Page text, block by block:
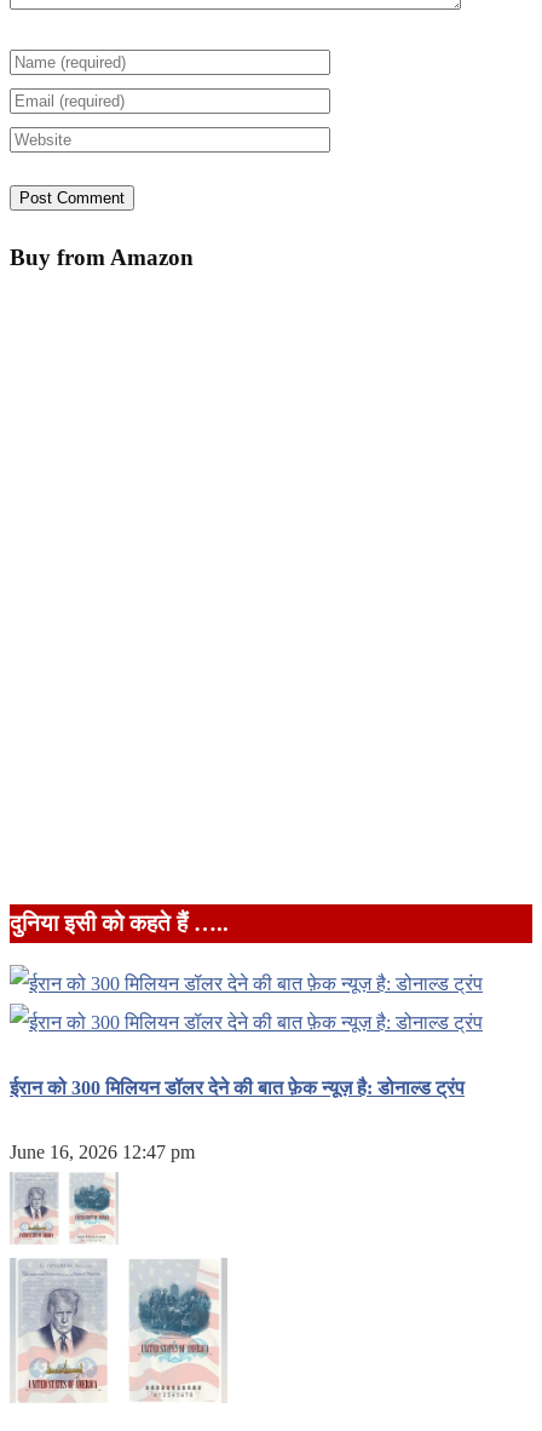
Buy from Amazon
दुनिया इसी को कहते हैं …..
ईरान को 300 मिलियन डॉलर देने की बात फ़ेक न्यूज़ है: डोनाल्ड ट्रंप
June 16, 2026 12:47 pm